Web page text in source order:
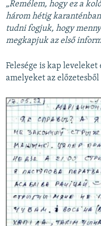
„Remélem, hogy ez a
három hétig
tudni fogjuk, hogy
megkapjuk az első
Felesége is kap
amelyeket az